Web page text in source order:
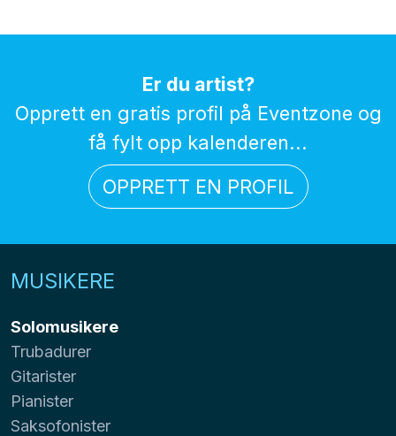
Er du artist?
Opprett en gratis profil på Eventzone og
få fylt opp kalenderen...
OPPRETT EN PROFIL
MUSIKERE
Solomusikere
Trubadurer
Gitarister
Pianister
Saksofonister